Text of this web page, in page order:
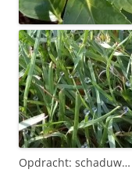
Opdracht: